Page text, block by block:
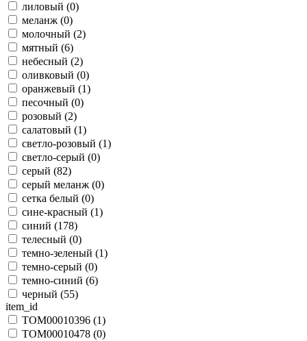
лиловый (0)
меланж (0)
молочный (2)
мятный (6)
небесный (2)
оливковый (0)
оранжевый (1)
песочный (0)
розовый (2)
салатовый (1)
светло-розовый (1)
светло-серый (0)
серый (82)
серый меланж (0)
сетка белый (0)
сине-красный (1)
синий (178)
телесный (0)
темно-зеленый (1)
темно-серый (0)
темно-синий (6)
черный (55)
item_id
TOM00010396 (1)
TOM00010478 (0)